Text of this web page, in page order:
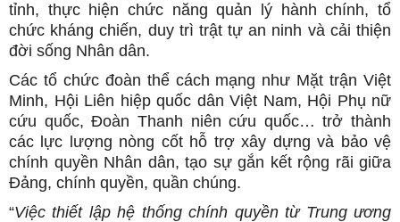
tỉnh, thực hiện chức năng quản lý hành chính, tổ
chức kháng chiến, duy trì trật tự an ninh và cải thiện
đời sống Nhân dân.
Các tổ chức đoàn thể cách mạng như Mặt trận Việt
Minh, Hội Liên hiệp quốc dân Việt Nam, Hội Phụ nữ
cứu quốc, Đoàn Thanh niên cứu quốc… trở thành
các lực lượng nòng cốt hỗ trợ xây dựng và bảo vệ
chính quyền Nhân dân, tạo sự gắn kết rộng rãi giữa
Đảng, chính quyền, quần chúng.
“Việc thiết lập hệ thống chính quyền từ Trung ương